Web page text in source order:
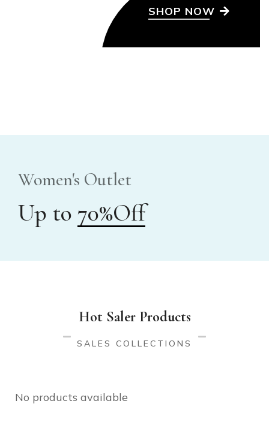
SHOP NOW
Women's Outlet
Up to 70%Off
Hot Saler Products
SALES COLLECTIONS
No products available